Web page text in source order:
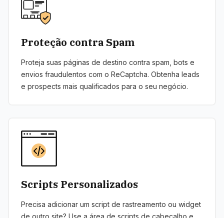
Proteção contra Spam
Proteja suas páginas de destino contra spam, bots e
envios fraudulentos com o ReCaptcha. Obtenha leads
e prospects mais qualificados para o seu negócio.
Scripts Personalizados
Precisa adicionar um script de rastreamento ou widget
de outro site? Use a área de scripts de cabeçalho e